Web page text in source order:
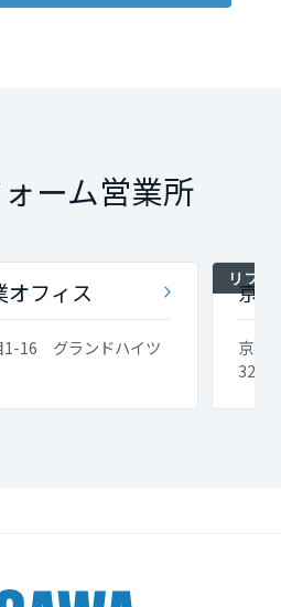
ーム営業所
フィス
1-16 グランドハイツ
リフ
京
京都
323